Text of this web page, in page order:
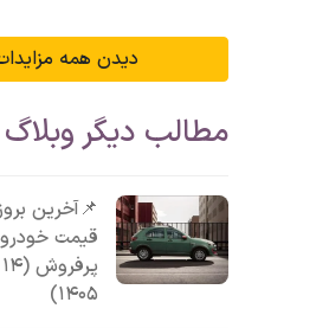
دیدن همه
مطالب دیگر وبلاگ
📌آخرین
قیمت
۱۴۰۵)